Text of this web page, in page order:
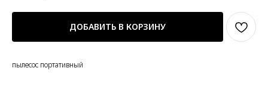
ДОБАВИТЬ В КОРЗИНУ
пылесос портативный